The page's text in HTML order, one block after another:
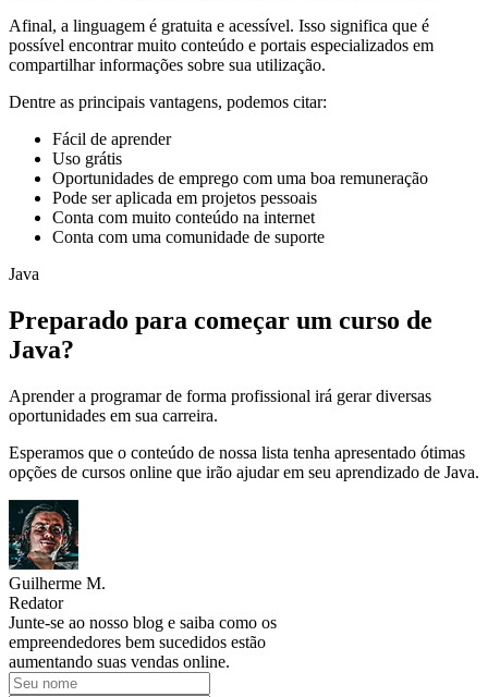
Afinal, a linguagem é gratuita e acessível. Isso significa que é
possível encontrar muito conteúdo e portais especializados em
compartilhar informações sobre sua utilização.
Dentre as principais vantagens, podemos citar:
Fácil de aprender
Uso grátis
Oportunidades de emprego com uma boa remuneração
Pode ser aplicada em projetos pessoais
Conta com muito conteúdo na internet
Conta com uma comunidade de suporte
Java
Preparado para começar um curso de
Java?
Aprender a programar de forma profissional irá gerar diversas
oportunidades em sua carreira.
Esperamos que o conteúdo de nossa lista tenha apresentado ótimas
opções de cursos online que irão ajudar em seu aprendizado de Java.
Guilherme M.
Redator
Junte-se ao nosso blog e saiba como os
empreendedores bem sucedidos estão
aumentando suas vendas online.